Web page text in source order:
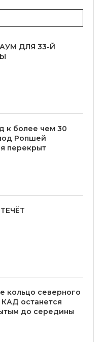
ДЛЯ 33-Й
к более чем 30
Ропшей
перекрыт
кольцо северного
КАД останется
до середины